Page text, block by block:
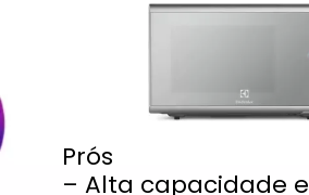
Prós
– Alta capacidade e